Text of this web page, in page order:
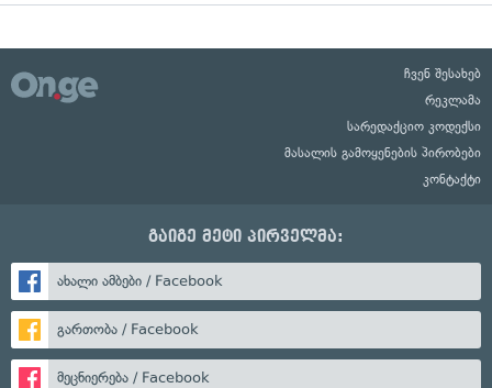
ჩვენ შესახებ
რეკლამა
სარედაქციო კოდექსი
მასალის გამოყენების პირობები
კონტაქტი
გაიგე მეტი პირველმა:
ახალი ამბები / Facebook
გართობა / Facebook
მეცნიერება / Facebook